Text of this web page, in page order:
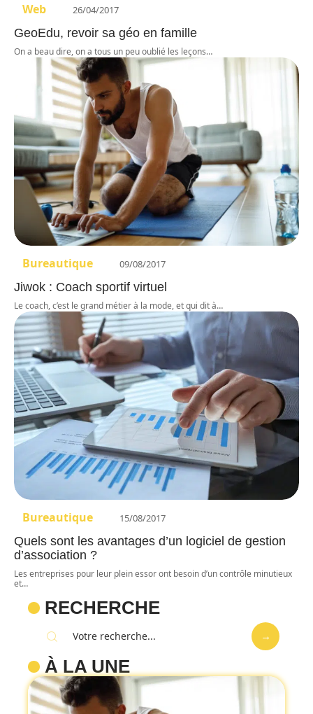
Web 26/04/2017
GeoEdu, revoir sa géo en famille
On a beau dire, on a tous un peu oublié les leçons…
Bureautique 09/08/2017
Jiwok : Coach sportif virtuel
Le coach, c’est le grand métier à la mode, et qui dit à…
Bureautique 15/08/2017
Quels sont les avantages d’un logiciel de gestion
d’association ?
Les entreprises pour leur plein essor ont besoin d’un contrôle minutieux
et…
RECHERCHE
À LA UNE